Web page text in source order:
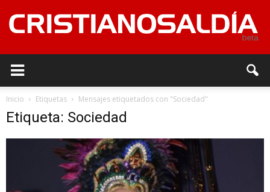
Inicio Etiquetas Mensajes etiquetados con "Sociedad"
Etiqueta: Sociedad